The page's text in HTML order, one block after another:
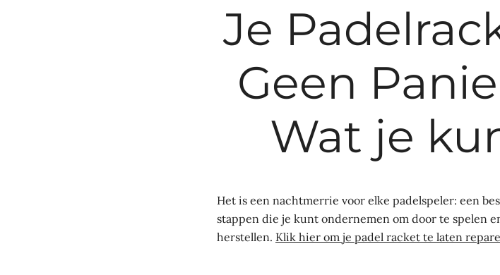
Je
Geen
Wat je
Het is een nachtmerrie voor elke padelspeler: een
stappen die je kunt ondernemen om door te spelen
herstellen. Klik hier om je padel racket te laten